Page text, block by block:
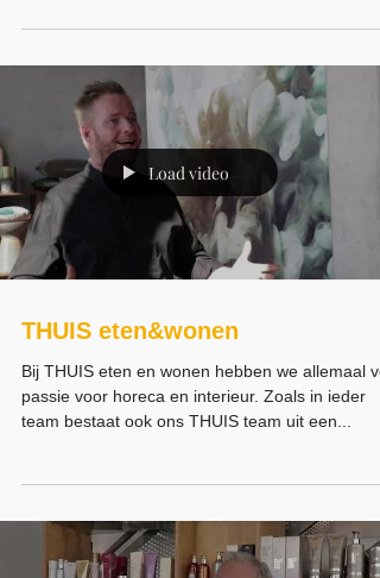
In onze winkel aan Het Ruim in Dronten bieden
tienduizenden boeken aan in een breed aanbod
met vaak actuele titels. De boeken zijn...
Load video
Bij THUIS eten en wonen hebben we allemaal
passie voor horeca en interieur. Zoals in ieder